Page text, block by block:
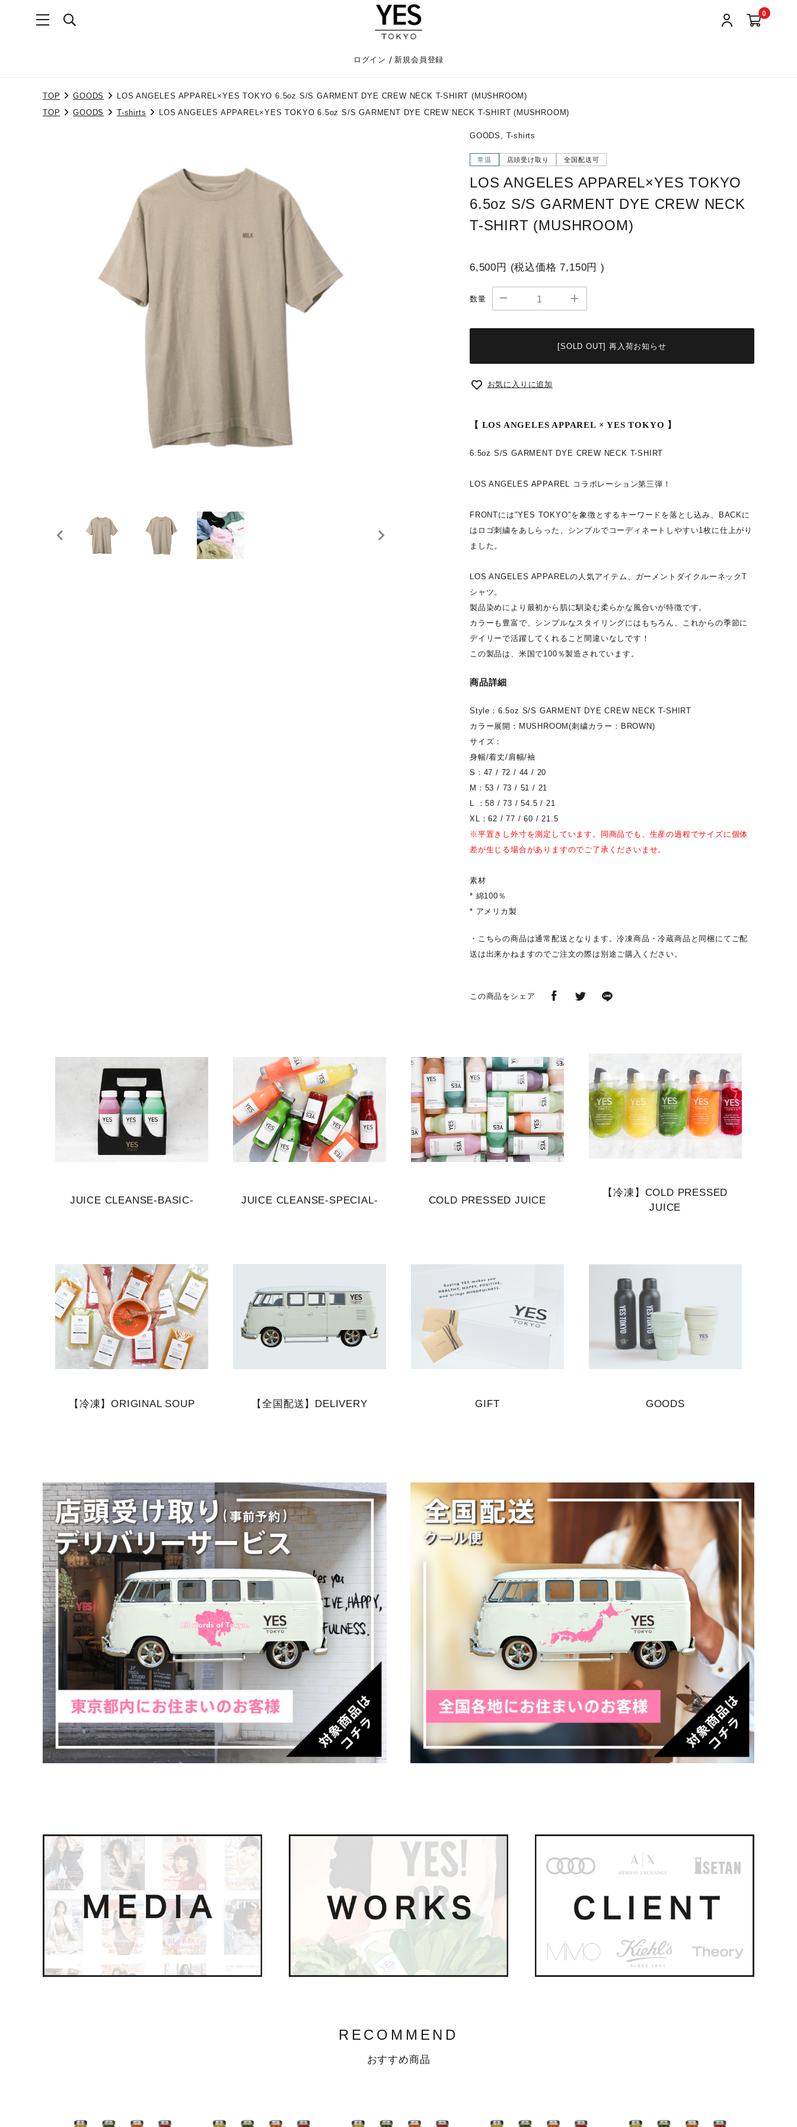
0
ログイン / 新規会員登録
TOP GOODS
LOS ANGELES APPAREL×YES TOKYO 6.5oz S/S GARMENT DYE CREW NECK T-SHIRT (MUSHROOM)
TOP
GOODS T-shirts LOS ANGELES APPAREL×YES TOKYO 6.5oz S/S GARMENT DYE CREW NECK T-SHIRT (MUSHROOM)
GOODS, T-shirts
常温 店頭受け取り 全国配送可
LOS ANGELES APPAREL×YES TOKYO
6.5oz S/S GARMENT DYE CREW NECK
T-SHIRT (MUSHROOM)
6,500円 (税込価格7,150円 )
数量
[SOLD OUT] 再入荷お知らせ
お気に入りに追加
【 LOS ANGELES APPAREL × YES TOKYO 】
6.5oz S/S GARMENT DYE CREW NECK T-SHIRT
LOS ANGELES APPAREL コラボレーション第三弾！
FRONTには"YES TOKYO"を象徴とするキーワードを落とし込み、BACKに
はロゴ刺繍をあしらった、シンプルでコーディネートしやすい1枚に仕上がり
ました。
LOS ANGELES APPARELの人気アイテム、ガーメントダイクルーネックT
シャツ。
製品染めにより最初から肌に馴染む柔らかな風合いが特徴です。
カラーも豊富で、シンプルなスタイリングにはもちろん、これからの季節に
デイリーで活躍してくれること間違いなしです！
この製品は、米国で100％製造されています。
商品詳細
Style：6.5oz S/S GARMENT DYE CREW NECK T-SHIRT
カラー展開：MUSHROOM(刺繍カラー：BROWN)
サイズ：
身幅/着丈/肩幅/袖
S：47 / 72 / 44 / 20
M：53 / 73 / 51 / 21
L ：58 / 73 / 54.5 / 21
XL：62 / 77 / 60 / 21.5
※平置きし外寸を測定しています。同商品でも、生産の過程でサイズに個体
差が生じる場合がありますのでご了承くださいませ。
素材
* 綿100％
* アメリカ製
・こちらの商品は通常配送となります。冷凍商品・冷蔵商品と同梱にてご配
送は出来かねますのでご注文の際は別途ご購入ください。
この商品をシェア
JUICE CLEANSE-BASIC- JUICE CLEANSE-SPECIAL- COLD PRESSED JUICE
【冷凍】COLD PRESSED
JUICE
【冷凍】ORIGINAL SOUP 【全国配送】DELIVERY GIFT GOODS
RECOMMEND
おすすめ商品